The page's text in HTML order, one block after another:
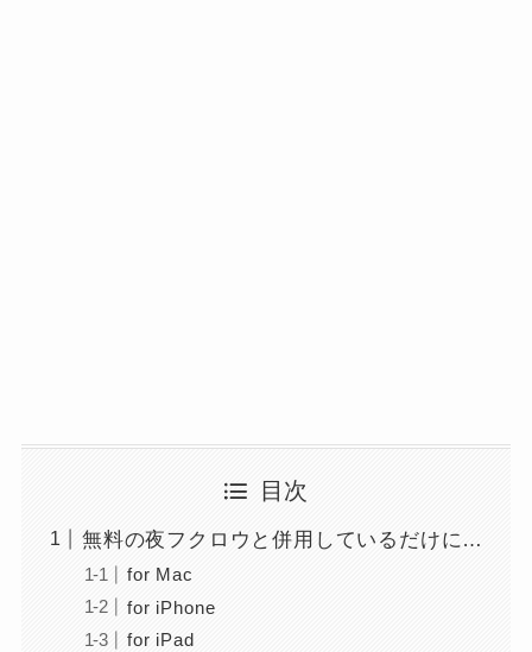
目次
無料の夜フクロウと併用しているだけに…
for Mac
for iPhone
for iPad